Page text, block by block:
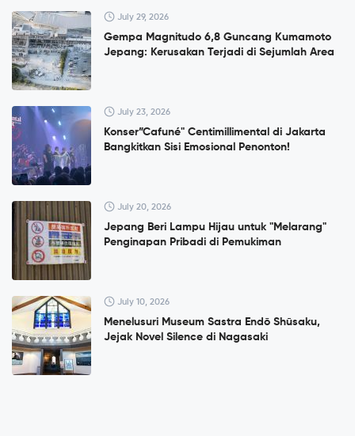
July 29, 2026
Gempa Magnitudo 6,8 Guncang Kumamoto
Jepang: Kerusakan Terjadi di Sejumlah Area
July 23, 2026
Konser”Cafuné" Centimillimental di Jakarta
Bangkitkan Sisi Emosional Penonton!
July 20, 2026
Jepang Beri Lampu Hijau untuk "Melarang"
Penginapan Pribadi di Pemukiman
July 10, 2026
Menelusuri Museum Sastra Endō Shūsaku,
Jejak Novel Silence di Nagasaki